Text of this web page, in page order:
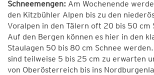
Schneemengen: Am Wochenende
den Kitzbühler Alpen bis zu den
Voralpen in den Tälern oft 20 bis 50 cm
Auf den Bergen können es hier in den
Staulagen 50 bis 80 cm Schnee
sind teilweise 5 bis 25 cm zu erwarten
von Oberösterreich bis ins